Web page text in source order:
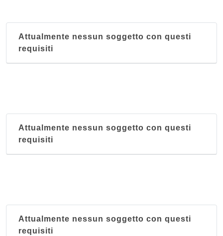
Attualmente nessun soggetto con questi
requisiti
Attualmente nessun soggetto con questi
requisiti
Attualmente nessun soggetto con questi
requisiti